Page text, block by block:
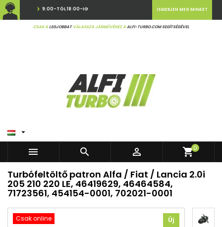
9:00-TÓL 18:00-IG
CSAK ALEGJOBBATVÁLASSZA JÁRMŰVÉHEZ AALFI-TURBO.COM SEGÍTSÉGÉVEL
ISMERJEN MEG MINKET

   shopping_cart0
Turbófeltöltő patron Alfa / Fiat / Lancia 2.0i
205 210 220 LE, 46419629, 46464584,
71723561, 454154-0001, 702021-0001
Csak online Új